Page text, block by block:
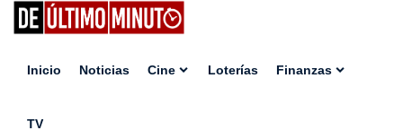
Inicio Noticias Cine Loterías Finanzas
TV